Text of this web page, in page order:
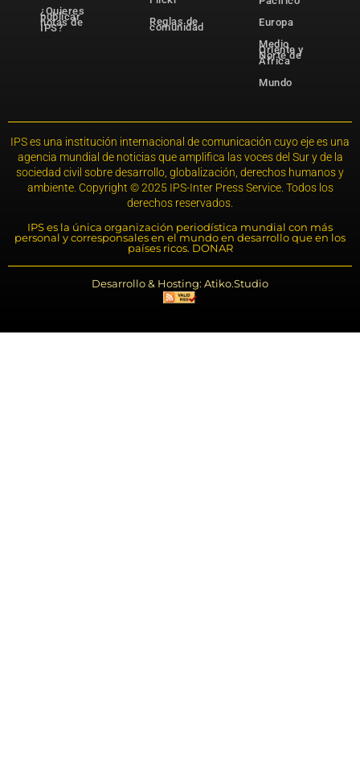
¿Quieres
publicar
notas de
IPS?
Reglas de
comunidad
Europa
Medio
Oriente y
Norte de
África
Mundo
IPS es una institución internacional de comunicación cuyo eje es una
agencia mundial de noticias que amplifica las voces del Sur y de la
sociedad civil sobre desarrollo, globalización, derechos humanos y
ambiente. Copyright © 2025 IPS-Inter Press Service. Todos los
derechos reservados.
IPS es la única organización periodística mundial con más
personal y corresponsales en el mundo en desarrollo que en los
países ricos. DONAR
Desarrollo & Hosting: Atiko.Studio